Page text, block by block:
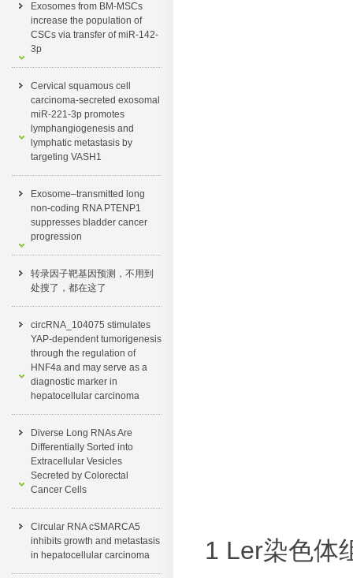
Exosomes from BM-MSCs
increase the population of
CSCs via transfer of miR-142-
3p
Cervical squamous cell
carcinoma-secreted exosomal
miR-221-3p promotes
lymphangiogenesis and
lymphatic metastasis by
targeting VASH1
Exosome–transmitted long
non-coding RNA PTENP1
suppresses bladder cancer
progression
转录因子靶基因预测，不用到
处搜了，都在这了​
circRNA_104075 stimulates
YAP-dependent tumorigenesis
through the regulation of
HNF4a and may serve as a
diagnostic marker in
hepatocellular carcinoma
Diverse Long RNAs Are
Differentially Sorted into
Extracellular Vesicles
Secreted by Colorectal
Cancer Cells
Circular RNA cSMARCA5
inhibits growth and metastasis
in hepatocellular carcinoma
1 Ler染色体